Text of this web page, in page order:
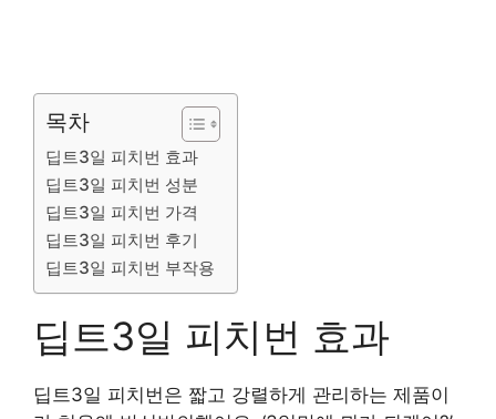
목차
딥트3일 피치번 효과
딥트3일 피치번 성분
딥트3일 피치번 가격
딥트3일 피치번 후기
딥트3일 피치번 부작용
딥트3일 피치번 효과
딥트3일 피치번은 짧고 강렬하게 관리하는 제품이